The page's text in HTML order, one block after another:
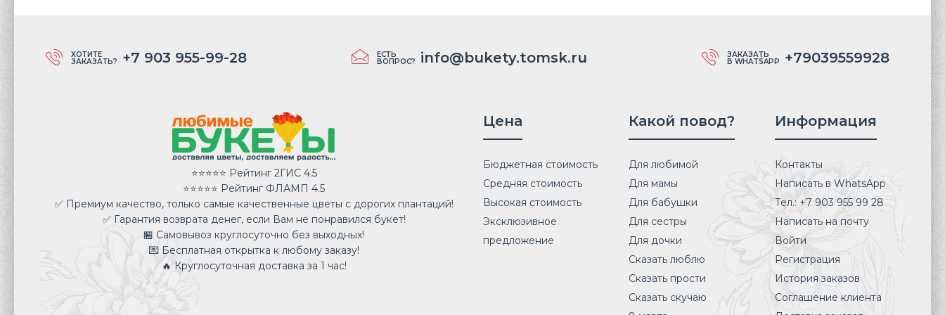
ХОТИТЕ
ЗАКАЗАТЬ? +7 903 955-99-28 ЕСТЬ
ВОПРОС? info@bukety.tomsk.ru ЗАКАЗАТЬ
В WHATSAPP +79039559928
⭐⭐⭐⭐⭐ Рейтинг 2ГИС 4.5
⭐⭐⭐⭐⭐ Рейтинг ФЛАМП 4.5
✅ Премиум качество, только самые качественные цветы с дорогих плантаций!
✅ Гарантия возврата денег, если Вам не понравился букет!
🏪 Самовывоз круглосуточно без выходных!
💌 Бесплатная открытка к любому заказу!
🔥 Круглосуточная доставка за 1 час!
Цена
Бюджетная стоимость
Средняя стоимость
Высокая стоимость
Эксклюзивное
предложение
Какой повод?
Для любимой
Для мамы
Для бабушки
Для сестры
Для дочки
Сказать люблю
Сказать прости
Сказать скучаю
Информация
Контакты
Написать в WhatsApp
Тел.: +7 903 955 99 28
Написать на почту
Войти
Регистрация
История заказов
Соглашение клиента